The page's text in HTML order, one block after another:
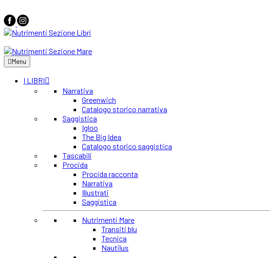
Menu
I LIBRI
Narrativa
Greenwich
Catalogo storico narrativa
Saggistica
Igloo
The Big Idea
Catalogo storico saggistica
Tascabili
Procida
Procida racconta
Narrativa
Illustrati
Saggistica
Nutrimenti Mare
Transiti blu
Tecnica
Nautilus